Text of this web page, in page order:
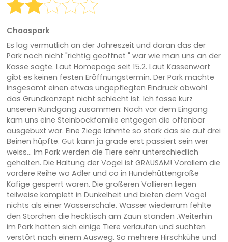
Chaospark
Es lag vermutlich an der Jahreszeit und daran das der
Park noch nicht "richtig geöffnet " war wie man uns an der
Kasse sagte. Laut Homepage seit 15.2. Laut Kassenwart
gibt es keinen festen Eröffnungstermin. Der Park machte
insgesamt einen etwas ungepflegten Eindruck obwohl
das Grundkonzept nicht schlecht ist. Ich fasse kurz
unseren Rundgang zusammen: Noch vor dem Eingang
kam uns eine Steinbockfamilie entgegen die offenbar
ausgebüxt war. Eine Ziege lahmte so stark das sie auf drei
Beinen hüpfte. Gut kann ja grade erst passiert sein wer
weiss... Im Park werden die Tiere sehr unterschiedlich
gehalten. Die Haltung der Vögel ist GRAUSAM! Vorallem die
vordere Reihe wo Adler und co in Hundehüttengroße
Käfige gesperrt waren. Die größeren Vollieren liegen
teilweise komplett in Dunkelheit und bieten dem Vogel
nichts als einer Wasserschale. Wasser wiederrum fehlte
den Storchen die hecktisch am Zaun standen .Weiterhin
im Park hatten sich einige Tiere verlaufen und suchten
verstört nach einem Ausweg. So mehrere Hirschkühe und